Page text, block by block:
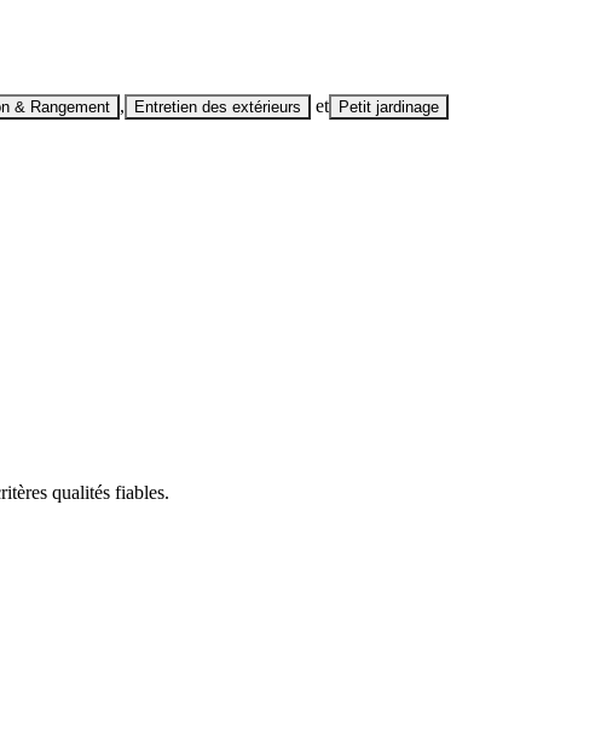
& Rangement , Entretien des extérieurs et Petit jardinage
qualités fiables.